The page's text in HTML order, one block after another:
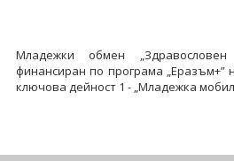
Младежки обмен
финансиран по програма „Еразъм+”
ключова дейност 1 - „Младежка